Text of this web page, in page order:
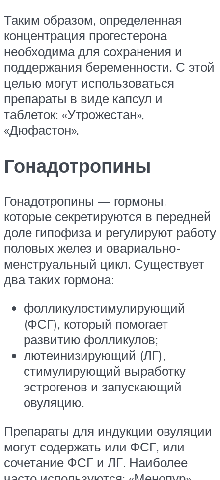
Таким образом, определенная
концентрация прогестерона
необходима для сохранения и
поддержания беременности. С этой
целью могут использоваться
препараты в виде капсул и
таблеток: «Утрожестан»,
«Дюфастон».
Гонадотропины
Гонадотропины — гормоны,
которые секретируются в передней
доле гипофиза и регулируют работу
половых желез и овариально-
менструальный цикл. Существует
два таких гормона:
фолликулостимулирующий
(ФСГ), который помогает
развитию фолликулов;
лютеинизирующий (ЛГ),
стимулирующий выработку
эстрогенов и запускающий
овуляцию.
Препараты для индукции овуляции
могут содержать или ФСГ, или
сочетание ФСГ и ЛГ. Наиболее